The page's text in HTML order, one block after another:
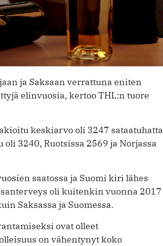
ja Saksaan verrattuna eniten
elinvuosia, kertoo THL:n tuore
keskiarvo oli 3247 sataatuhatta
oli 3240, Ruotsissa 2569 ja Norjassa
saatossa ja Suomi kiri lähes
oli kuitenkin vuonna 2017
Saksassa ja Suomessa.
ovat olleet
on vähentynyt koko